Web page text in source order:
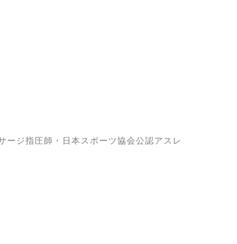
ージ指圧師・日本スポーツ協会公認アスレ